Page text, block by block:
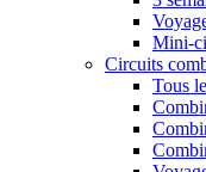
Mini-
Circuits
Tous